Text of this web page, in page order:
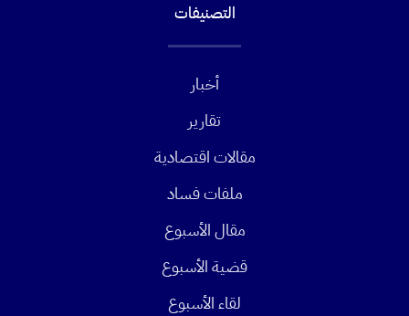
التصنيفات
أخبار
تقارير
مقالات اقتصادية
ملفات فساد
مقال الأسبوع
قضية الأسبوع
لقاء الأسبوع